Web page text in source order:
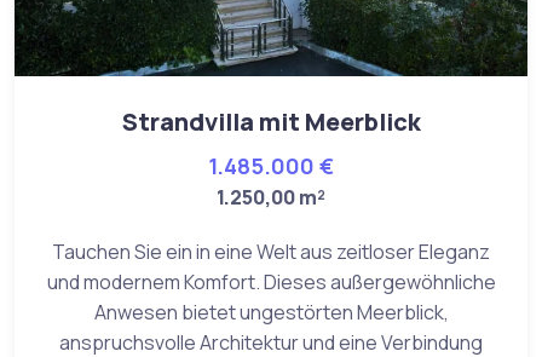
Strandvilla mit Meerblick
1.485.000 €
1.250,00 m²
Tauchen Sie ein in eine Welt aus zeitloser Eleganz
und modernem Komfort. Dieses außergewöhnliche
Anwesen bietet ungestörten Meerblick,
anspruchsvolle Architektur und eine Verbindung